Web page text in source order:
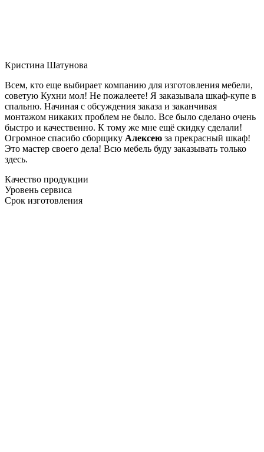
Кристина Шатунова
Всем, кто еще выбирает компанию для изготовления мебели,
советую Кухни мол! Не пожалеете! Я заказывала шкаф-купе в
спальню. Начиная с обсуждения заказа и заканчивая
монтажом никаких проблем не было. Все было сделано очень
быстро и качественно. К тому же мне ещё скидку сделали!
Огромное спасибо сборщику Алексею за прекрасный шкаф!
Это мастер своего дела! Всю мебель буду заказывать только
здесь.
Качество продукции
Уровень сервиса
Срок изготовления